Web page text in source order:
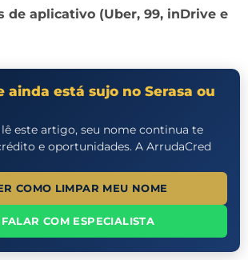
de aplicativo (Uber, 99, inDrive e
ainda está sujo no Serasa ou
este artigo, seu nome continua te
e oportunidades. A ArrudaCred
COMO LIMPAR MEU NOME
FALAR COM ESPECIALISTA